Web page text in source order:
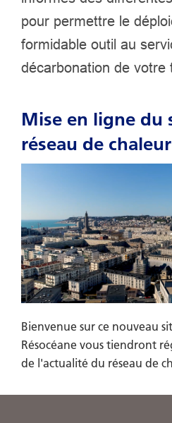
pour permettre le
formidable outil au
décarbonation de votre
Mise en ligne du
réseau de chaleur
Bienvenue sur ce nouveau
Résocéane vous tiendront
de l'actualité du réseau de